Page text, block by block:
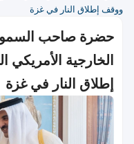
ووقف إطلاق النار في غزة
حضرة صاحب السمو
الخارجية
إطلاق النار في غزة